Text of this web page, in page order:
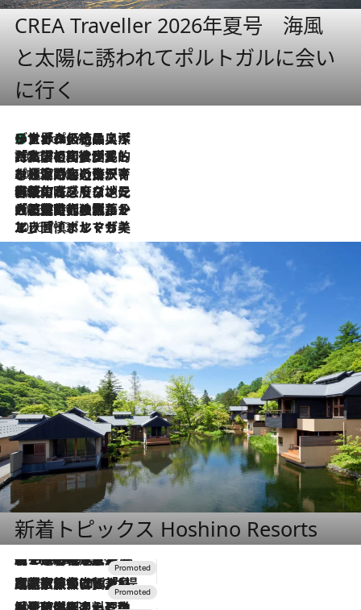
CREA Traveller 2026年夏号 海風
と太陽に誘われてポルトガルに会い
に行く
1 Hour Ago
リスボンの絶品スイーツ「パステル・デ・ナタ」とは？ポルトガル伝統の奥深い世界へ
2026.7.27
「私の祖国はポルトガル語です」国民的詩人フェルナンド・ペソアと、彼が愛した文学の街を歩く
2026.7.26
ポルトガル近海が育む極上の海の幸。キリリと冷えた白ワインと愉しむ、シーフード専門店の贅沢
2026.7.22
伝統の味をモダンに昇華。高感度な地元客が集う、リスボンの最旬ガストロノミー
2026.7.21
大航海時代の栄華から、震災、独裁、そして革命へ。ポルトガル・首都リスボンの石畳に刻まれた「歴史の光と影」
2026.7.13
エッセイ・ヤマザキマリ「慎ましくも美しき国 ポルトガル」
新着トピックス Hoshino Resorts
2026.8.7
【トンボの足水浴】ヒノキの香りに包まれて涼感マックス！約13℃の湧水かけ流しを避暑地「星野温泉 トンボの湯」で体験
2026.7.31
【ホテル帰省】という選択肢をOMOが提案。家族とほどよい距離を保つには「昼は実家、夜は気兼ねなくホテルで！」